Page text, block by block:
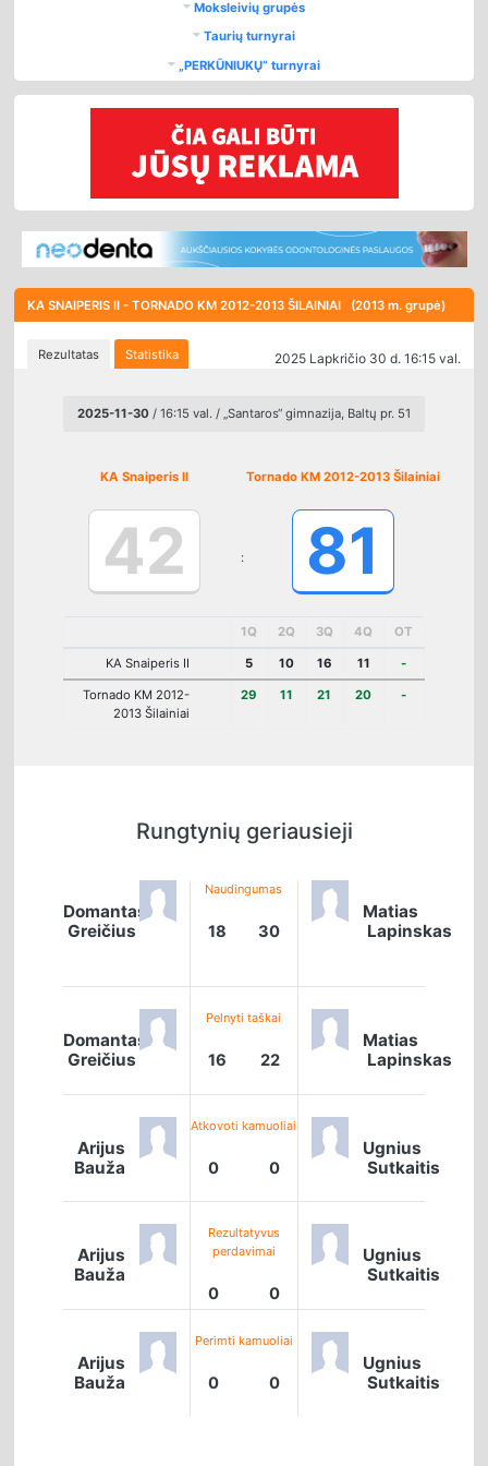
Moksleivių grupės
Taurių turnyrai
„PERKŪNIUKŲ“ turnyrai
KA SNAIPERIS II - TORNADO KM 2012-2013 ŠILAINIAI (2013 m. grupė)
Rezultatas Statistika 2025 Lapkričio 30 d. 16:15 val.
2025-11-30 / 16:15 val. / „Santaros“ gimnazija, Baltų pr. 51
KA Snaiperis II
42
Tornado KM 2012-2013 Šilainiai
81
:
1Q 2Q 3Q 4Q OT
KA Snaiperis II 5 10 16 11 -
Tornado KM 2012-
2013 Šilainiai
29 11 21 20 -
Rungtynių geriausieji
Domantas
Greičius
Naudingumas
18 30
Matias
Lapinskas
Domantas
Greičius
Pelnyti taškai
16 22
Matias
Lapinskas
Arijus
Bauža
Atkovoti kamuoliai
0 0
Ugnius
Sutkaitis
Arijus
Bauža
Rezultatyvus
perdavimai
0 0
Ugnius
Sutkaitis
Arijus
Bauža
Perimti kamuoliai
0 0
Ugnius
Sutkaitis